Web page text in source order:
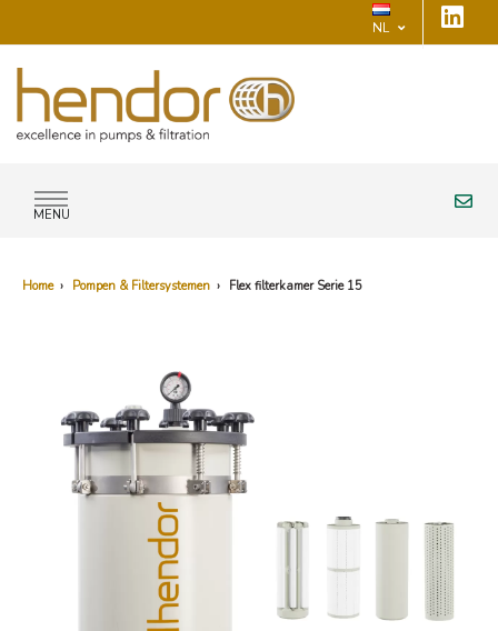
NL
MENU
Home › Pompen & Filtersystemen › Flex filterkamer Serie 15